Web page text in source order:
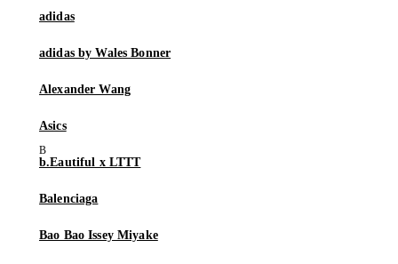
adidas
adidas by Wales Bonner
Alexander Wang
Asics
b.Eautiful x LTTT
Balenciaga
Bao Bao Issey Miyake